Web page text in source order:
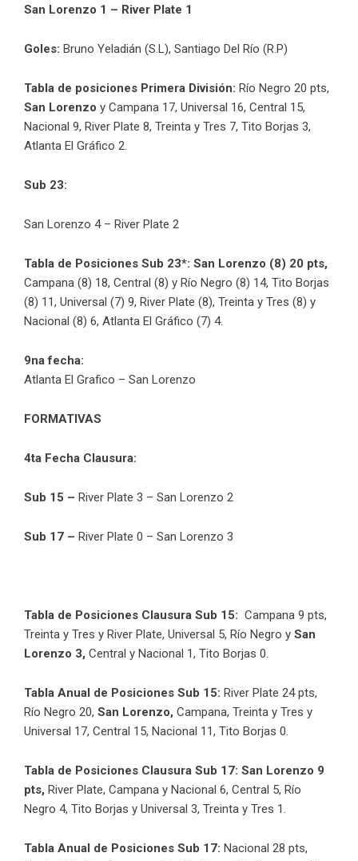
San Lorenzo 1 – River Plate 1
Goles: Bruno Yeladián (S.L), Santiago Del Río (R.P)
Tabla de posiciones Primera División: Río Negro 20 pts,
San Lorenzo y Campana 17, Universal 16, Central 15,
Nacional 9, River Plate 8, Treinta y Tres 7, Tito Borjas 3,
Atlanta El Gráfico 2.
Sub 23:
San Lorenzo 4 – River Plate 2
Tabla de Posiciones Sub 23*: San Lorenzo (8) 20 pts,
Campana (8) 18, Central (8) y Río Negro (8) 14, Tito Borjas
(8) 11, Universal (7) 9, River Plate (8), Treinta y Tres (8) y
Nacional (8) 6, Atlanta El Gráfico (7) 4.
9na fecha:
Atlanta El Grafico – San Lorenzo
FORMATIVAS
4ta Fecha Clausura:
Sub 15 – River Plate 3 – San Lorenzo 2
Sub 17 – River Plate 0 – San Lorenzo 3
Tabla de Posiciones Clausura Sub 15: Campana 9 pts,
Treinta y Tres y River Plate, Universal 5, Río Negro y San
Lorenzo 3, Central y Nacional 1, Tito Borjas 0.
Tabla Anual de Posiciones Sub 15: River Plate 24 pts,
Río Negro 20, San Lorenzo, Campana, Treinta y Tres y
Universal 17, Central 15, Nacional 11, Tito Borjas 0.
Tabla de Posiciones Clausura Sub 17: San Lorenzo 9
pts, River Plate, Campana y Nacional 6, Central 5, Río
Negro 4, Tito Borjas y Universal 3, Treinta y Tres 1.
Tabla Anual de Posiciones Sub 17: Nacional 28 pts,